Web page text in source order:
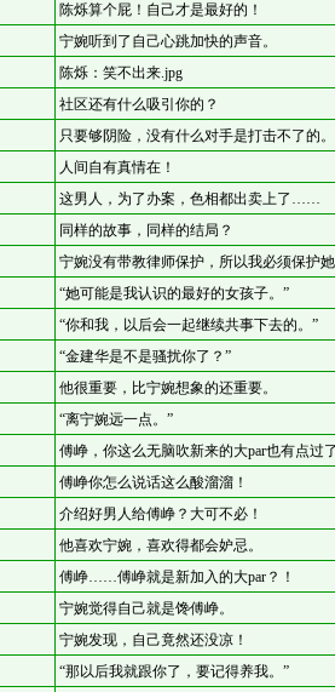
陈烁算个屁！自己才是最好的！
宁婉听到了自己心跳加快的声音。
陈烁：笑不出来.jpg
社区还有什么吸引你的？
只要够阴险，没有什么对手是打击不了的。
人间自有真情在！
这男人，为了办案，色相都出卖上了……
同样的故事，同样的结局？
宁婉没有带教律师保护，所以我必须保护她
“她可能是我认识的最好的女孩子。”
“你和我，以后会一起继续共事下去的。”
“金建华是不是骚扰你了？”
他很重要，比宁婉想象的还重要。
“离宁婉远一点。”
傅峥，你这么无脑吹新来的大par也有点过
傅峥你怎么说话这么酸溜溜！
介绍好男人给傅峥？大可不必！
他喜欢宁婉，喜欢得都会妒忌。
傅峥……傅峥就是新加入的大par？！
宁婉觉得自己就是馋傅峥。
宁婉发现，自己竟然还没凉！
“那以后我就跟你了，要记得养我。”